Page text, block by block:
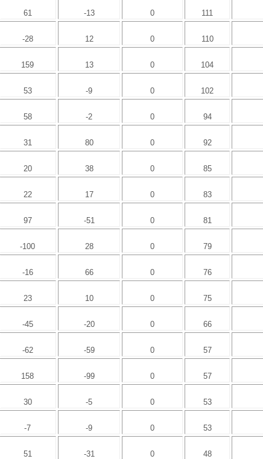
61 -13 0 111
-28 12 0 110
159 13 0 104
53 -9 0 102
58 -2 0 94
31 80 0 92
20 38 0 85
22 17 0 83
97 -51 0 81
-100 28 0 79
-16 66 0 76
23 10 0 75
-45 -20 0 66
-62 -59 0 57
158 -99 0 57
30 -5 0 53
-7 -9 0 53
51 -31 0 48